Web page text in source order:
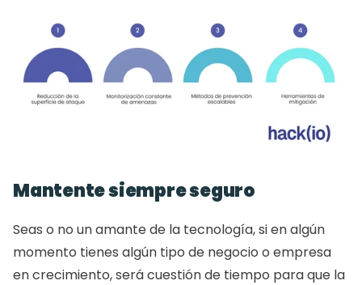
Mantente siempre seguro
Seas o no un amante de la tecnología, si en algún
momento tienes algún tipo de negocio o empresa
en crecimiento, será cuestión de tiempo para que la